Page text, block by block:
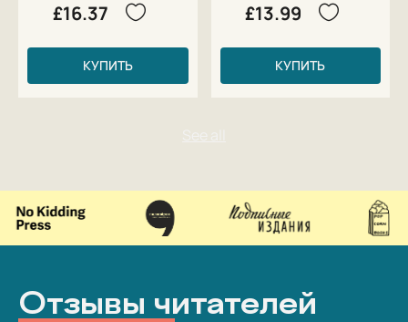
£16.37
КУПИТЬ
£13.99
КУПИТЬ
Отзывы читателей